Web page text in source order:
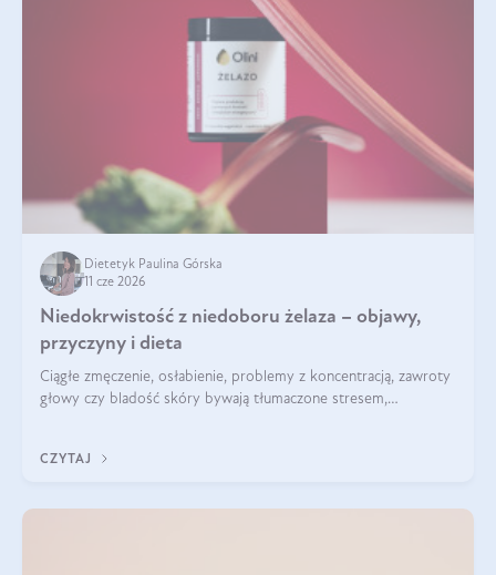
Dietetyk Paulina Górska
11 cze 2026
Niedokrwistość z niedoboru żelaza – objawy,
przyczyny i dieta
Ciągłe zmęczenie, osłabienie, problemy z koncentracją, zawroty
głowy czy bladość skóry bywają tłumaczone stresem,
CZYTAJ